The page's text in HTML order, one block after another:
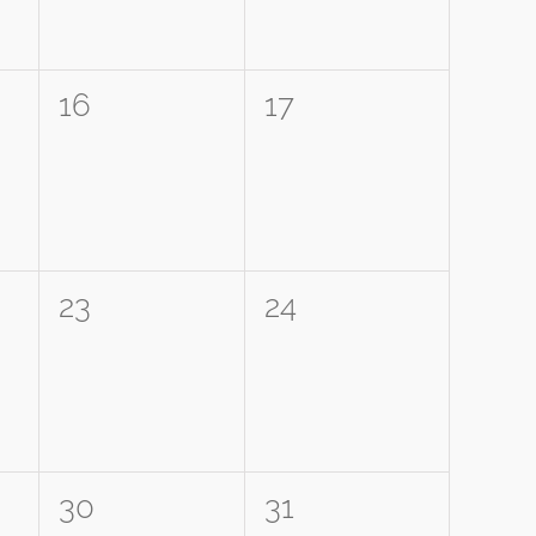
0
16
0
17
0
23
0
24
0
30
0
31